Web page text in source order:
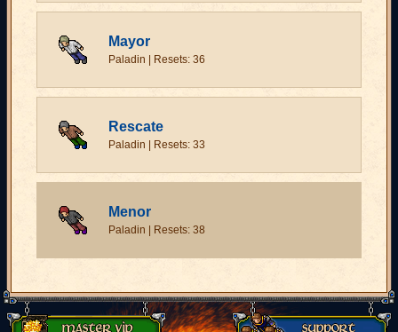
Mayor
Paladin | Resets: 36
Rescate
Paladin | Resets: 33
Menor
Paladin | Resets: 38